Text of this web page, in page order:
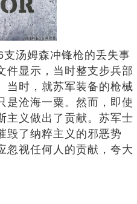
汤姆森冲锋枪的丢失事
件显示，当时整支步兵部
当时，就苏军装备的枪械
是沧海一粟。然而，即使
主义做出了贡献。苏军士
毁了纳粹主义的邪恶势
忽视任何人的贡献，夸大